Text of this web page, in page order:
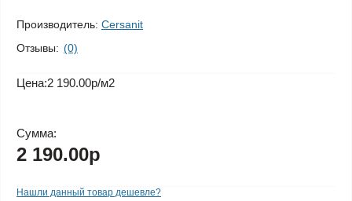
Производитель: Cersanit
Отзывы: (0)
Цена:2 190.00р/м2
Сумма:
2 190.00р
Нашли данный товар дешевле?